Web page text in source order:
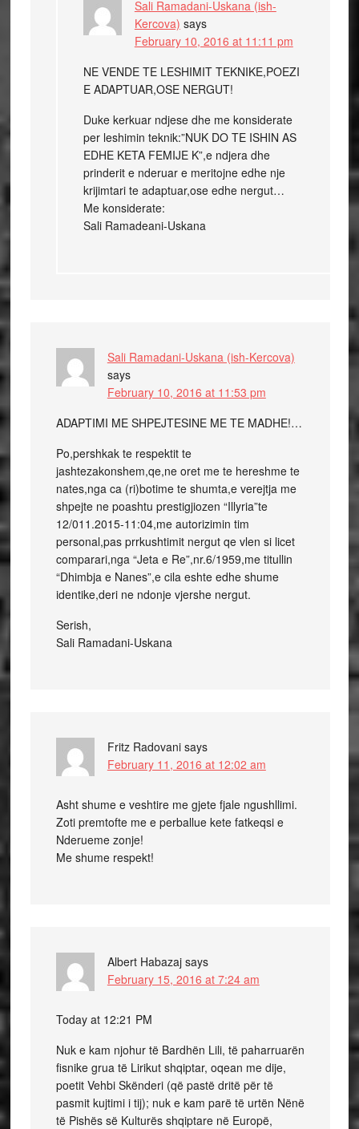
Sali Ramadani-Uskana (ish-
Kercova) says
February 10, 2016 at 11:11 pm
NE VENDE TE LESHIMIT TEKNIKE,POEZI
E ADAPTUAR,OSE NERGUT!
Duke kerkuar ndjese dhe me konsiderate
per leshimin teknik:”NUK DO TE ISHIN AS
EDHE KETA FEMIJE K”,e ndjera dhe
prinderit e nderuar e meritojne edhe nje
krijimtari te adaptuar,ose edhe nergut…
Me konsiderate:
Sali Ramadeani-Uskana
Sali Ramadani-Uskana (ish-Kercova)
says
February 10, 2016 at 11:53 pm
ADAPTIMI ME SHPEJTESINE ME TE MADHE!…
Po,pershkak te respektit te
jashtezakonshem,qe,ne oret me te hereshme te
nates,nga ca (ri)botime te shumta,e verejtja me
shpejte ne poashtu prestigjiozen “Illyria”te
12/011.2015-11:04,me autorizimin tim
personal,pas prrkushtimit nergut qe vlen si licet
comparari,nga “Jeta e Re”,nr.6/1959,me titullin
“Dhimbja e Nanes”,e cila eshte edhe shume
identike,deri ne ndonje vjershe nergut.
Serish,
Sali Ramadani-Uskana
Fritz Radovani says
February 11, 2016 at 12:02 am
Asht shume e veshtire me gjete fjale ngushllimi.
Zoti premtofte me e perballue kete fatkeqsi e
Nderueme zonje!
Me shume respekt!
Albert Habazaj says
February 15, 2016 at 7:24 am
Today at 12:21 PM
Nuk e kam njohur të Bardhën Lili, të paharruarën
fisnike grua të Lirikut shqiptar, oqean me dije,
poetit Vehbi Skënderi (që pastë dritë për të
pasmit kujtimi i tij); nuk e kam parë të urtën Nënë
të Pishës së Kulturës shqiptare në Europë,